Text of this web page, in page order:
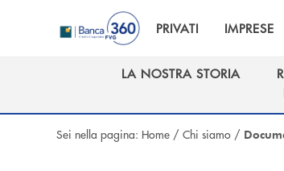
Salta al contenuto principale
PRIVATI IMPRESE
LA NOSTRA STORIA
Sei nella pagina: Home / Chi siamo /